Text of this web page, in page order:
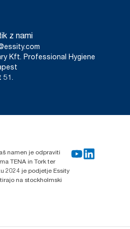
z nami
Kft. Professional Hygiene
51.
namen je odpraviti
TENA in Tork ter
2024 je podjetje Essity
na stockholmski